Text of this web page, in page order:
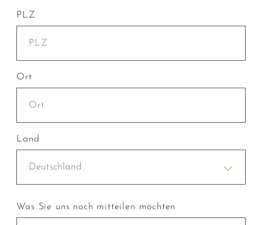
PLZ
Ort
Land
Deutschland
Was Sie uns noch mitteilen möchten